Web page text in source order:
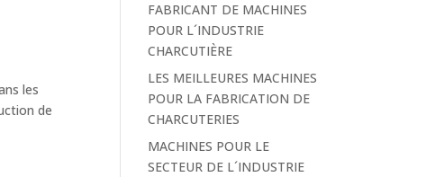
les
de
FABRICANT DE MACHINES
POUR L´INDUSTRIE
CHARCUTIÈRE
LES MEILLEURES MACHINES
POUR LA FABRICATION DE
CHARCUTERIES
MACHINES POUR LE
SECTEUR DE L´INDUSTRIE